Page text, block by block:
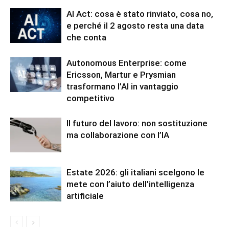
AI Act: cosa è stato rinviato, cosa no,
e perché il 2 agosto resta una data
che conta
Autonomous Enterprise: come
Ericsson, Martur e Prysmian
trasformano l’AI in vantaggio
competitivo
Il futuro del lavoro: non sostituzione
ma collaborazione con l’IA
Estate 2026: gli italiani scelgono le
mete con l’aiuto dell’intelligenza
artificiale